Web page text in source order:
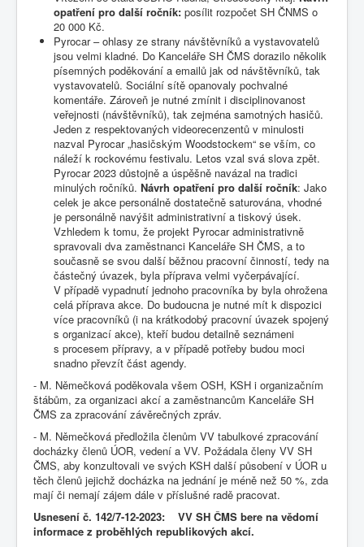
opatření pro další ročník: posílit rozpočet SH ČNMS o
20 000 Kč.
Pyrocar – ohlasy ze strany návštěvníků a vystavovatelů
jsou velmi kladné. Do Kanceláře SH ČMS dorazilo několik
písemných poděkování a emailů jak od návštěvníků, tak
vystavovatelů. Sociální sítě opanovaly pochvalné
komentáře. Zároveň je nutné zmínit i disciplinovanost
veřejnosti (návštěvníků), tak zejména samotných hasičů.
Jeden z respektovaných videorecenzentů v minulosti
nazval Pyrocar „hasičským Woodstockem“ se vším, co
náleží k rockovému festivalu. Letos vzal svá slova zpět.
Pyrocar 2023 důstojně a úspěšně navázal na tradici
minulých ročníků. Návrh opatření pro další ročník: Jako
celek je akce personálně dostatečně saturována, vhodné
je personálně navýšit administrativní a tiskový úsek.
Vzhledem k tomu, že projekt Pyrocar administrativně
spravovali dva zaměstnanci Kanceláře SH ČMS, a to
současně se svou další běžnou pracovní činností, tedy na
částečný úvazek, byla příprava velmi vyčerpávající.
V případě vypadnutí jednoho pracovníka by byla ohrožena
celá příprava akce. Do budoucna je nutné mít k dispozici
více pracovníků (i na krátkodobý pracovní úvazek spojený
s organizací akce), kteří budou detailně seznámeni
s procesem přípravy, a v případě potřeby budou moci
snadno převzít část agendy.
- M. Němečková poděkovala všem OSH, KSH i organizačním
štábům, za organizaci akcí a zaměstnancům Kanceláře SH
ČMS za zpracování závěrečných zpráv.
- M. Němečková předložila členům VV tabulkové zpracování
docházky členů ÚOR, vedení a VV. Požádala členy VV SH
ČMS, aby konzultovali ve svých KSH další působení v ÚOR u
těch členů jejichž docházka na jednání je méně než 50 %, zda
mají či nemají zájem dále v příslušné radě pracovat.
Usnesení č. 142/7-12-2023: VV SH ČMS bere na vědomí
informace z proběhlých republikových akcí.